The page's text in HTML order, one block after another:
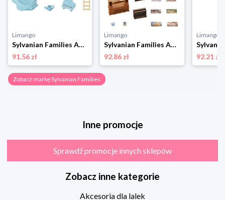
Limango
Sylvanian Families Akcesoria dla lalek - 3+ rozmiar: onesize
91.56 zł
Limango
Sylvanian Families Akcesoria dla lalek "Country house living room" - 3+ rozmiar: onesize
92.86 zł
Limango
92.21 zł
Zobacz markę Sylvanian Families
Inne promocje
Sprawdź promocje innych sklepów
Zobacz inne kategorie
Akcesoria dla lalek